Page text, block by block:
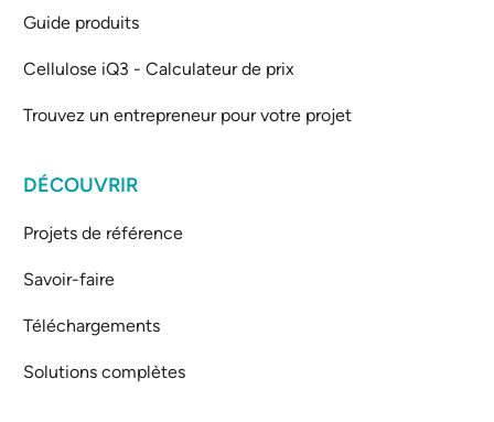
Guide produits
Cellulose iQ3 - Calculateur de prix
Trouvez un entrepreneur pour votre projet
DÉCOUVRIR
Projets de référence
Savoir-faire
Téléchargements
Solutions complètes